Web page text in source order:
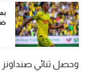
أقسام خاصة
Gamers
ميركاتو
تحقيق في الجول
وحصل ثنائي صنداونز